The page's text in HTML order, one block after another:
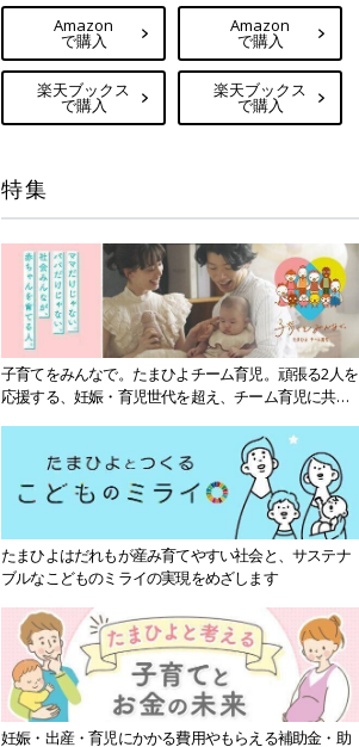
Amazon
で購入
楽天ブックス
で購入
Amazon
で購入
楽天ブックス
で購入
特集
子育てをみんなで。たまひよチーム育児。頑張る2人を
応援する、妊娠・育児世代を超え、チーム育児に共感
たまひよはだれもが産み育てやすい社会と、サステナ
ブルなこどものミライの実現をめざします
妊娠・出産・育児にかかる費用やもらえる補助金・助